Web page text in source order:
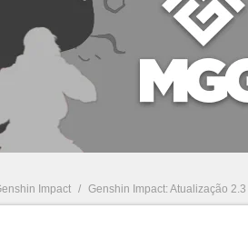
Impact / Genshin Impact: Atualização 2.3 trará